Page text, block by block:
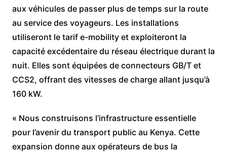
aux véhicules de passer plus de temps sur la route
au service des voyageurs. Les installations
utiliseront le tarif e-mobility et exploiteront la
capacité excédentaire du réseau électrique durant la
nuit. Elles sont équipées de connecteurs GB/T et
CCS2, offrant des vitesses de charge allant jusqu’à
160 kW.
« Nous construisons l’infrastructure essentielle
pour l’avenir du transport public au Kenya. Cette
expansion donne aux opérateurs de bus la